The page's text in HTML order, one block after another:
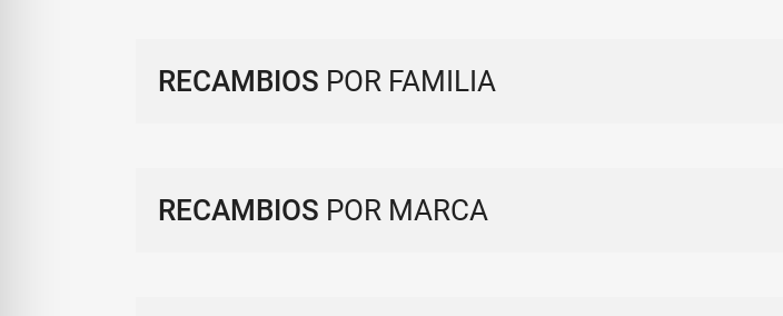
RECAMBIOS POR FAMILIA
RECAMBIOS POR MARCA